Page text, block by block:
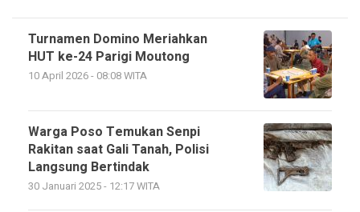
Turnamen Domino Meriahkan
HUT ke-24 Parigi Moutong
10 April 2026 - 08:08 WITA
Warga Poso Temukan Senpi
Rakitan saat Gali Tanah, Polisi
Langsung Bertindak
30 Januari 2025 - 12:17 WITA